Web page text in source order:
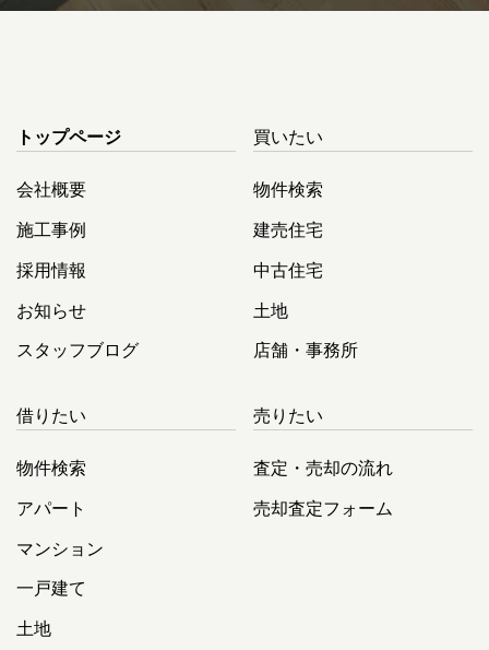
トップページ
会社概要
施工事例
採用情報
お知らせ
スタッフブログ
買いたい
物件検索
建売住宅
中古住宅
土地
店舗・事務所
借りたい
物件検索
アパート
マンション
一戸建て
土地
売りたい
査定・売却の流れ
売却査定フォーム